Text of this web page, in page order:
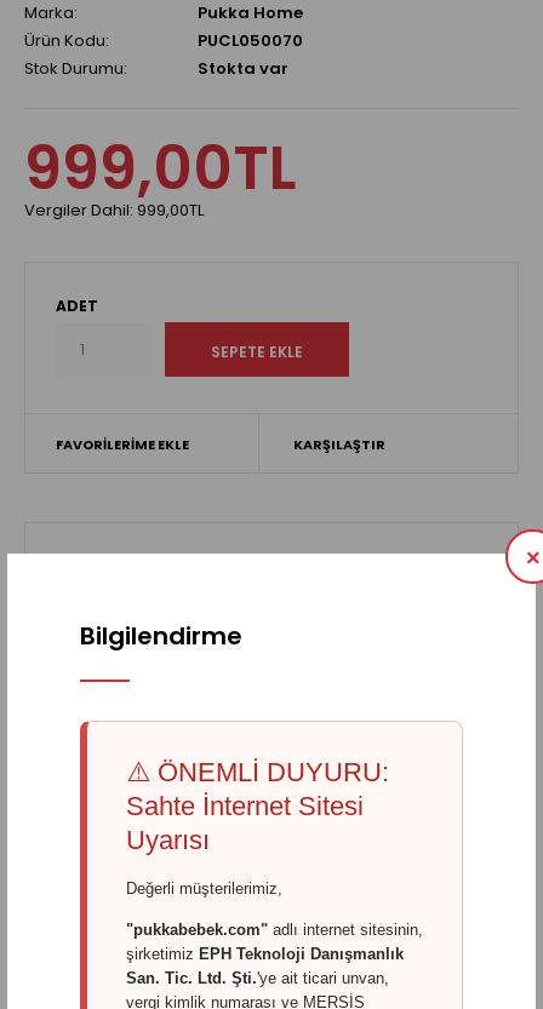
Bilgilendirme
⚠️ ÖNEMLİ DUYURU:
Sahte İnternet Sitesi
Uyarısı
Değerli müşterilerimiz,
"pukkabebek.com" adlı internet sitesinin,
şirketimiz EPH Teknoloji Danışmanlık
San. Tic. Ltd. Şti.'ye ait ticari unvan,
vergi kimlik numarası ve MERSİS
×
Marka:
Pukka Home
Ürün Kodu:
PUCL050070
Stok Durumu:
Stokta var
999,00TL
Vergiler Dahil: 999,00TL
ADET
FAVORILERIME EKLE KARŞILAŞTIR
“yenilikçi AR-GE” hedefi ile “Pukka” markası altında
başlayan yolculuğumuza binlerce müşterimiz ile devam
ediyoruz. Omurga gelişimine uygun ve sağlıklı uykuyu
hedefleyen standartları ürünlerimizin dizayn ve üretim